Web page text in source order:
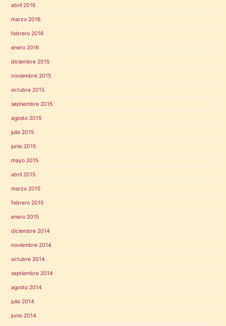
abril 2016
marzo 2016
febrero 2016
enero 2016
diciembre 2015
noviembre 2015
octubre 2015
septiembre 2015
agosto 2015
julio 2015
junio 2015
mayo 2015
abril 2015
marzo 2015
febrero 2015
enero 2015
diciembre 2014
noviembre 2014
octubre 2014
septiembre 2014
agosto 2014
julio 2014
junio 2014